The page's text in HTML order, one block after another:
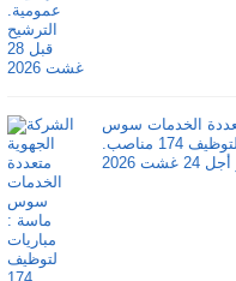
الخدمات سوس
ماسة : مباريات لتوظيف 174 مناصب.
غشت 2026